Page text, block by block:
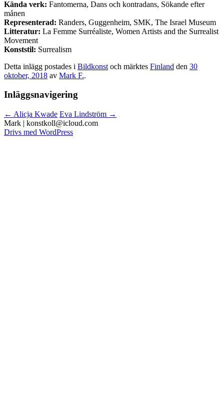
Kända verk: Fantomerna, Dans och kontradans, Sökande efter
månen
Representerad: Randers, Guggenheim, SMK, The Israel Museum
Litteratur: La Femme Surréaliste, Women Artists and the Surrealist
Movement
Konststil: Surrealism
Detta inlägg postades i Bildkonst och märktes Finland den 30
oktober, 2018 av Mark F..
Inläggsnavigering
← Alicja Kwade Eva Lindström →
Drivs med WordPress